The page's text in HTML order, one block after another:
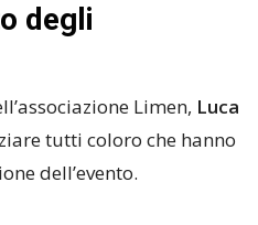
degli
Limen, Luca
tutti coloro che hanno
dell’evento.